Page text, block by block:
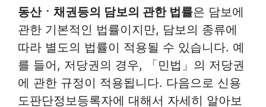
동산ㆍ채권등의 담보의 관한 법률은 담보에
관한 기본적인 법률이지만, 담보의 종류에
따라 별도의 법률이 적용될 수 있습니다. 예
를 들어, 저당권의 경우, 「민법」의 저당권
에 관한 규정이 적용됩니다. 다음으로 신용
도판단정보등록자에 대해서 자세히 알아보